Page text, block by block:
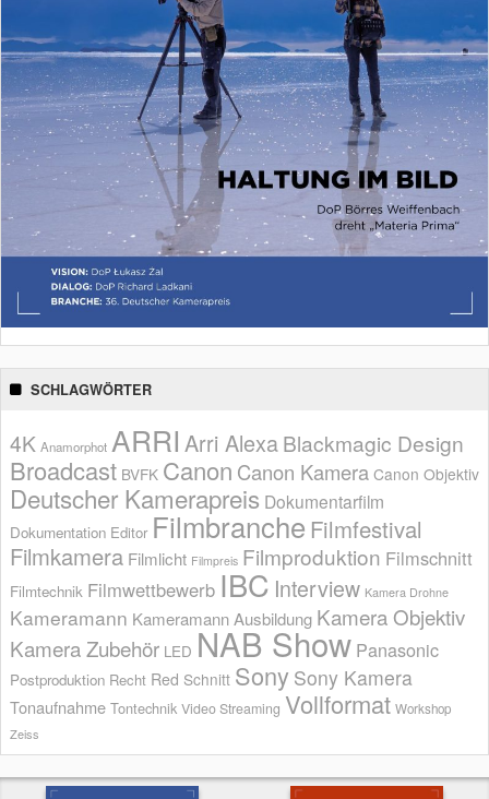
SCHLAGWÖRTER
4K Anamorphot ARRI Arri AlexaBlackmagic Design
Broadcast BVFK Canon Canon Kamera Canon Objektiv
Deutscher Kamerapreis Dokumentarfilm
Dokumentation Editor Filmbranche Filmfestival
Filmkamera Filmlicht Filmpreis Filmproduktion Filmschnitt
Filmtechnik Filmwettbewerb IBC Interview Kamera Drohne
Kameramann Kameramann Ausbildung Kamera Objektiv
Kamera Zubehör LED NAB Show Panasonic
Postproduktion Recht Red Schnitt Sony Sony Kamera
Tonaufnahme Tontechnik Video Streaming Vollformat Workshop
Zeiss